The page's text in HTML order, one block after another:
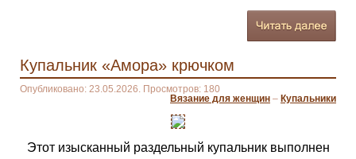
Купальник «Амора» крючком
Опубликовано: 23.05.2026. Просмотров: 180
Вязание для женщин – Купальники
Этот изысканный раздельный купальник выполнен